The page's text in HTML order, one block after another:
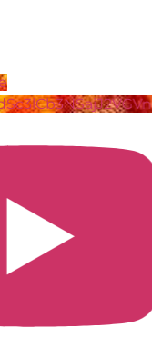
vedono
fare per aiutare
fare.
polacco:
per fornire
Kamysz.
si era già